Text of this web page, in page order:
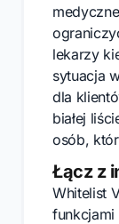
lekarzy
sytuacja
dla
białej
osób,
Łącz z
Whitelist
funkcjami